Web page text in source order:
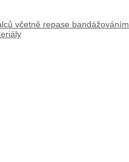
včetně repase bandážováním